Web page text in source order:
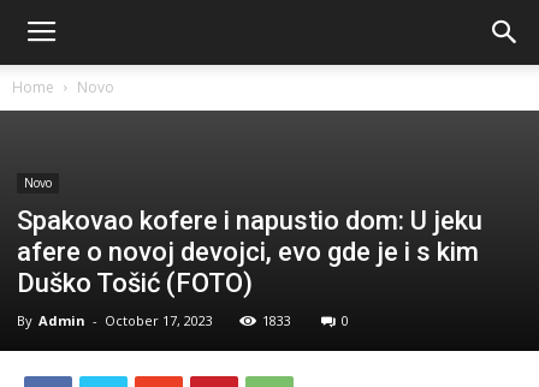
Home Novo
Novo
Spakovao kofere i napustio dom: U jeku
afere o novoj devojci, evo gde je i s kim
Duško Tošić (FOTO)
By Admin - October 17, 2023 1833 0